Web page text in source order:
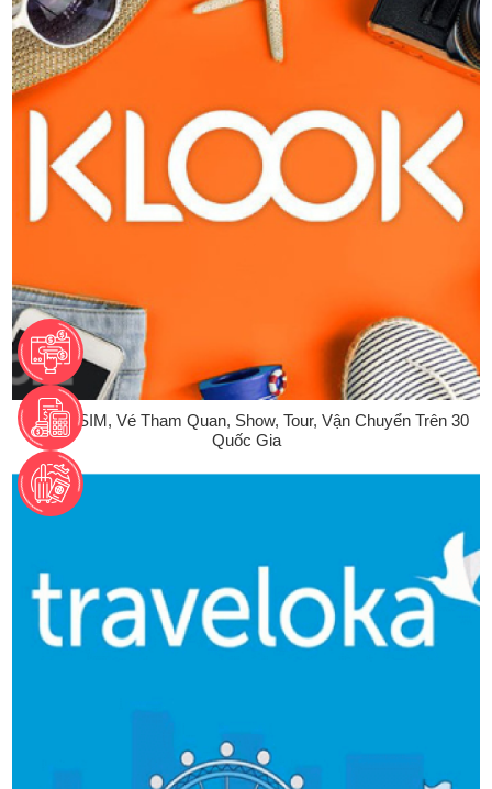
Klook - SIM, Vé Tham Quan, Show, Tour, Vận Chuyển Trên 30
Quốc Gia